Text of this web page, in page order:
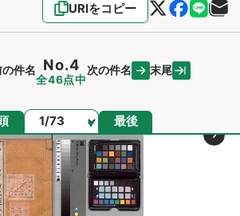
URIをコピー
の件名 No.4
全46点中
次の件名 末尾
ページ 最後